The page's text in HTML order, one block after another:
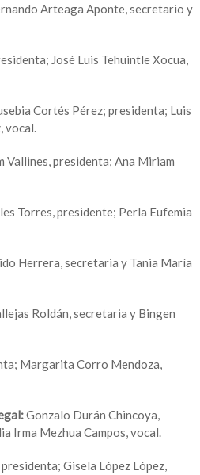
Arteaga Aponte, secretario y
José Luis Tehuintle Xocua,
Cortés Pérez; presidenta; Luis
vocal.
Vallines, presidenta; Ana Miriam
Torres, presidente; Perla Eufemia
Herrera, secretaria y Tania María
Roldán, secretaria y Bingen
Margarita Corro Mendoza,
Gonzalo Durán Chincoya,
Irma Mezhua Campos, vocal.
Gisela López López,